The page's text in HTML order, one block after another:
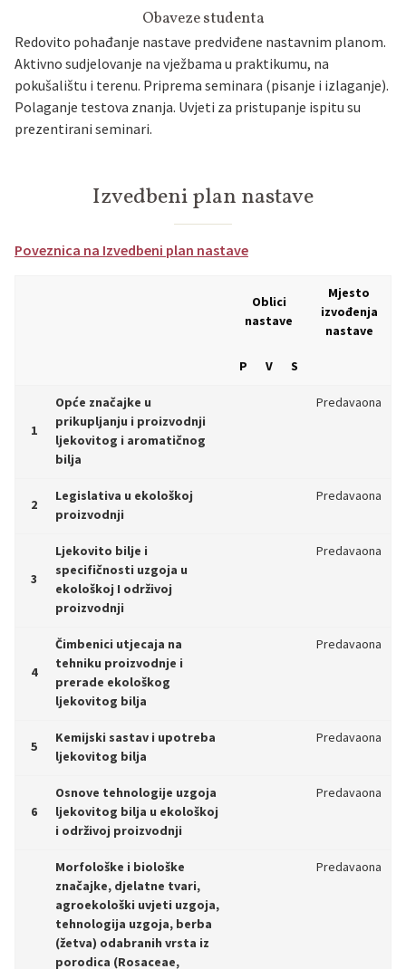
Obaveze studenta
Redovito pohađanje nastave predviđene nastavnim planom.
Aktivno sudjelovanje na vježbama u praktikumu, na
pokušalištu i terenu. Priprema seminara (pisanje i izlaganje).
Polaganje testova znanja. Uvjeti za pristupanje ispitu su
prezentirani seminari.
Izvedbeni plan nastave
Poveznica na Izvedbeni plan nastave
Oblici
nastave
Mjesto
izvođenja
nastave
P V S
1
Opće značajke u
prikupljanju i proizvodnji
ljekovitog i aromatičnog
bilja
Predavaona
2
Legislativa u ekološkoj
proizvodnji
Predavaona
3
Ljekovito bilje i
specifičnosti uzgoja u
ekološkoj I održivoj
proizvodnji
Predavaona
4
Čimbenici utjecaja na
tehniku proizvodnje i
prerade ekološkog
ljekovitog bilja
Predavaona
5
Kemijski sastav i upotreba
ljekovitog bilja
Predavaona
6
Osnove tehnologije uzgoja
ljekovitog bilja u ekološkoj
i održivoj proizvodnji
Predavaona
Morfološke i biološke
značajke, djelatne tvari,
agroekološki uvjeti uzgoja,
tehnologija uzgoja, berba
(žetva) odabranih vrsta iz
porodica (Rosaceae,
Predavaona